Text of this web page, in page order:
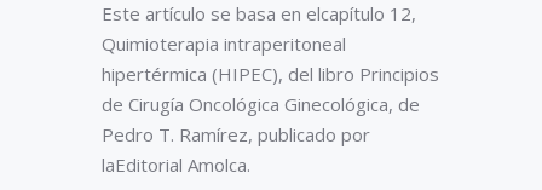
Este artículo se basa en elcapítulo 12,
Quimioterapia intraperitoneal
hipertérmica (HIPEC), del libro Principios
de Cirugía Oncológica Ginecológica, de
Pedro T. Ramírez, publicado por
laEditorial Amolca.